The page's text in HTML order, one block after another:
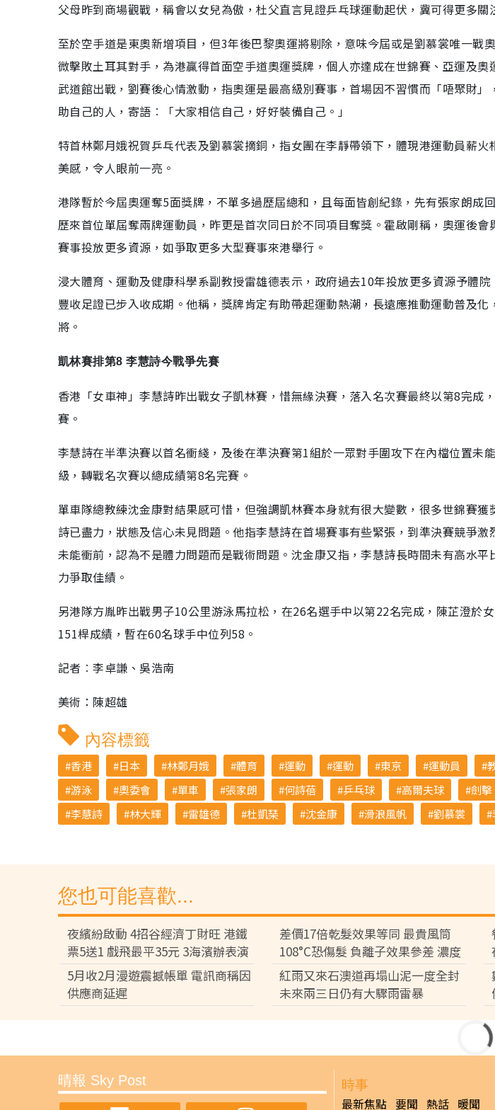
父母昨到商場觀戰，稱會以女兒為傲，杜父直言見證乒乓球運動起伏，冀可得更多關
至於空手道是東奧新增項目，但3年後巴黎奧運將剔除，意味今屆或是劉慕裳唯一戰
微擊敗土耳其對手，為港贏得首面空手道奧運獎牌，個人亦達成在世錦賽、亞運及
武道館出戰，劉賽後心情激動，指奧運是最高級別賽事，首場因不習慣而「唔聚財
助自己的人，寄語︰「大家相信自己，好好裝備自己。」
特首林鄭月娥祝賀乒乓代表及劉慕裳摘銅，指女團在李靜帶領下，體現港運動員薪
美感，令人眼前一亮。
港隊暫於今屆奧運奪5面獎牌，不單多過歷屆總和，且每面皆創紀錄，先有張家朗成
歷來首位單屆奪兩牌運動員，昨更是首次同日於不同項目奪獎。霍啟剛稱，奧運後
賽事投放更多資源，如爭取更多大型賽事來港舉行。
浸大體育、運動及健康科學系副教授雷雄德表示，政府過去10年投放更多資源予體
豐收足證已步入收成期。他稱，獎牌肯定有助帶起運動熱潮，長遠應推動運動普及
將。
凱林賽排第8 李慧詩今戰爭先賽
香港「女車神」李慧詩昨出戰女子凱林賽，惜無緣決賽，落入名次賽最終以第8完成
賽。
李慧詩在半準決賽以首名衝綫，及後在準決賽第1組於一眾對手圍攻下在內檔位置未
級，轉戰名次賽以總成績第8名完賽。
單車隊總教練沈金康對結果感可惜，但強調凱林賽本身就有很大變數，很多世錦賽
詩已盡力，狀態及信心未見問題。他指李慧詩在首場賽事有些緊張，到準決賽競爭
未能衝前，認為不是體力問題而是戰術問題。沈金康又指，李慧詩長時間未有高水
力爭取佳績。
另港隊方胤昨出戰男子10公里游泳馬拉松，在26名選手中以第22名完成，陳芷澄於
151桿成績，暫在60名球手中位列58。
記者︰李卓謙、吳浩南
美術：陳超雄
內容標籤
香港 日本 林鄭月娥 體育 運動 運動 東京 運動員
游泳
奧委會 單車 張家朗 何詩蓓 乒乓球 高爾夫球 劍擊
李慧詩
林大輝 雷雄德 杜凱琹 沈金康 滑浪風帆 劉慕裳
您也可能喜歡...
夜繽紛啟動 4招谷經濟丁財旺 港鐵
票5送1 戲飛最平35元 3海濱辦表演
差價17倍乾髮效果等同 最貴風筒
108°C恐傷髮 負離子效果參差 濃度
差逾百倍
5月收2月漫遊震撼帳單 電訊商稱因
供應商延遲
紅雨又來石澳道再塌山泥一度全封
未來兩三日仍有大驟雨雷暴
夜繽紛啟動 4招谷經濟丁財旺 港鐵票5送1
35元 3海濱辦表演